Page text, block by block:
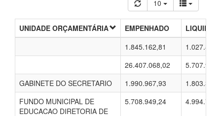
10
UNIDADE ORÇAMENTÁRIA EMPENHADO
1.845.162,81
26.407.068,02
GABINETE DO SECRETARIO
1.990.967,93
FUNDO MUNICIPAL DE
EDUCACAO DIRETORIA DE
5.708.949,24